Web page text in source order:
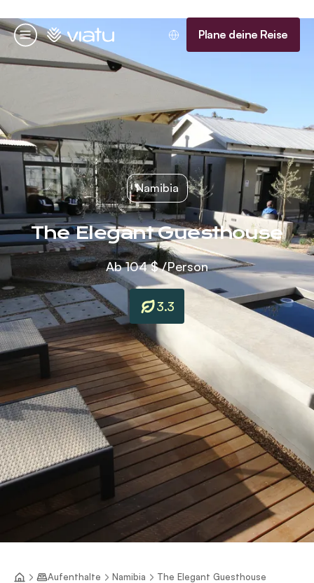
Menü
Startseite Plane deine Reise
Namibia
The Elegant Guesthouse
Ab104 $/Person
3.3
Aufenthalte Namibia The Elegant Guesthouse